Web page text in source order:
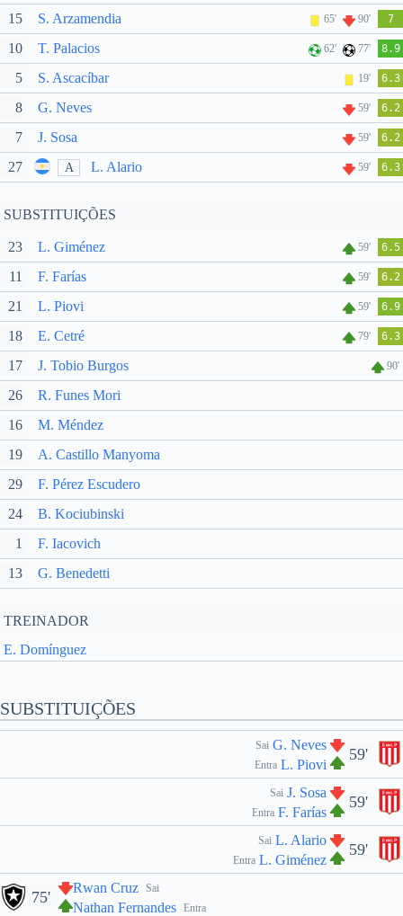
15 S. Arzamendia 65' 90' 7
10 T. Palacios 62' 77' 8.9
5 S. Ascacíbar 19' 6.3
8 G. Neves 59' 6.2
7 J. Sosa 59' 6.2
27 A L. Alario 59' 6.3
SUBSTITUIÇÕES
23 L. Giménez 59' 6.5
11 F. Farías 59' 6.2
21 L. Piovi 59' 6.9
18 E. Cetré 79' 6.3
17 J. Tobio Burgos 90'
26
R. Funes Mori
16
M. Méndez
19
A. Castillo Manyoma
29
F. Pérez Escudero
24
B. Kociubinski
1
F. Iacovich
13
G. Benedetti
TREINADOR
E. Domínguez
SUBSTITUIÇÕES
59'
Sai G. Neves
Entra L. Piovi
59'
Sai J. Sosa
Entra F. Farías
59'
Sai L. Alario
Entra L. Giménez
Sai
Rwan Cruz
Entra
Nathan Fernandes
75'